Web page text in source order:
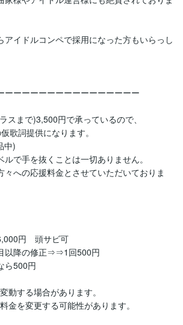
アイドルコンペで採用になった方もいらっし
ーーーーーーーーーーーーーーーー
スまで)3,500円で承っているので、
詞提供になります。
中)
で手を抜くことは一切ありません。
々への応援料金とさせていただいておりま
円　頭サビ可
以降の修正⇒⇒1回500円
500円
動する場合があります。
金を変更する可能性があります。